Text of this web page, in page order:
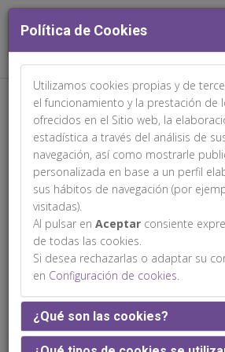
Política de Cookies
Utilizamos cookies propias y de
el funcionamiento y la prestación de
ofrecidos en el Sitio web, la
estadística a través del análisis de
navegación, así como mostrarle
personalizada en base a un perfil
sus hábitos de navegación (por
visitadas).
Al pulsar en Aceptar consiente
de todas las cookies.
Si desea rechazarlas o adaptar su
en Configuración de cookies.
¿Qué son las cookies?
Web
Maria Villa Juárez